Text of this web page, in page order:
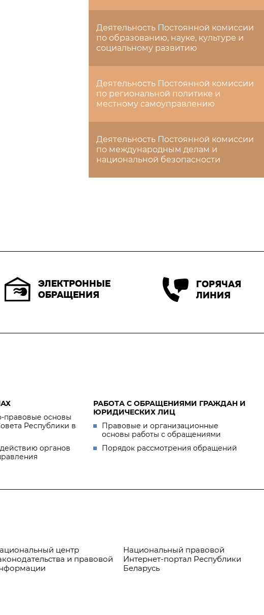
Деятельность Постоянной комиссии
по образованию, науке, культуре и
социальному развитию
Деятельность Постоянной комиссии
по региональной политике и
местному самоуправлению
Деятельность Постоянной комиссии
по международным делам и
национальной безопасности
ЭЛЕКТРОННЫЕ
ОБРАЩЕНИЯ
ГОРЯЧАЯ
ЛИНИЯ
правовые основы
Республики в
органов
РАБОТА С ОБРАЩЕНИЯМИ ГРАЖДАН И
ЮРИДИЧЕСКИХ ЛИЦ
Правовые и организационные
основы работы с обращениями
Порядок рассмотрения обращений
центр
и правовой
Национальный правовой
Интернет-портал Республики
Беларусь